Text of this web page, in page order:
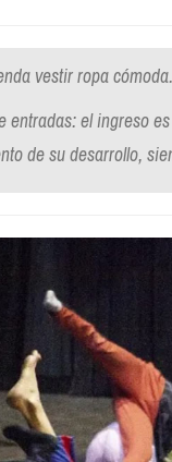
vestir ropa cómoda.
el ingreso
de su desarrollo,